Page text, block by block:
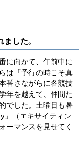
した。
に向かて、午前中に
は「予行の時こそ真
番さながらに各競技
年を越えて、仲間た
でした。土曜日も暑
」（エキサイティン
ーマンスを見せてく